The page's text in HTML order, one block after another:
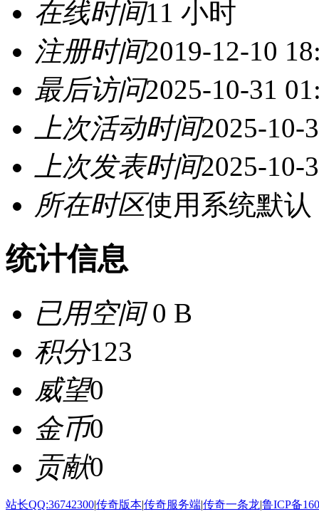
在线时间11 小时
注册时间2019-12-10
最后访问2025-10-31
上次活动时间2025-10-
上次发表时间2025-10-
所在时区使用系统默认
统计信息
已用空间0 B
积分123
威望0
金币0
贡献0
站长QQ:36742300|传奇版本|传奇服务端|传奇一条龙|鲁ICP备